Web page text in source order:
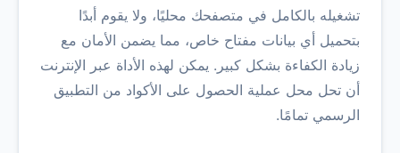
تشغيله بالكامل في متصفحك محليًا، ولا يقوم أبدًا
بتحميل أي بيانات مفتاح خاص، مما يضمن الأمان مع
زيادة الكفاءة بشكل كبير. يمكن لهذه الأداة عبر الإنترنت
أن تحل محل عملية الحصول على الأكواد من التطبيق
الرسمي تمامًا.